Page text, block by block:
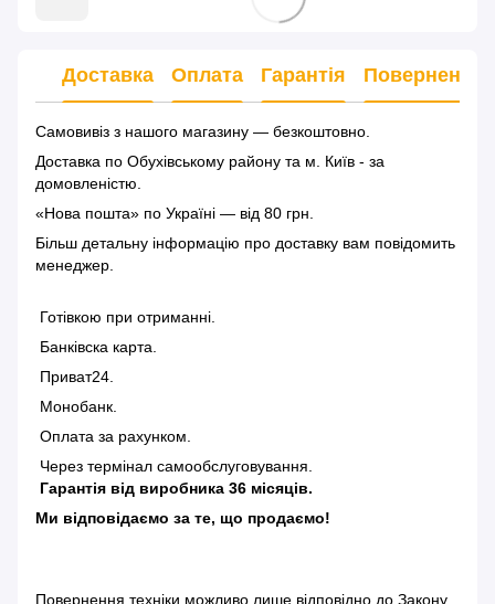
Доставка Оплата Гарантія Повернення
Самовивіз з нашого магазину — безкоштовно.
Доставка по Обухівському району та м. Київ - за
домовленістю.
«Нова пошта» по Україні — від 80 грн.
Більш детальну інформацію про доставку вам повідомить
менеджер.
Готівкою при отриманні.
Банківска карта.
Приват24.
Монобанк.
Оплата за рахунком.
Через термінал самообслуговування.
Гарантія від виробника 36 місяців.
Ми відповідаємо за те, що продаємо!
Повернення техніки можливо лише відповідно до Закону